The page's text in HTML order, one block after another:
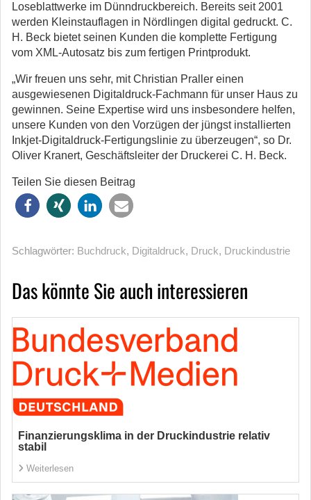
Loseblattwerke im Dünndruckbereich. Bereits seit 2001
werden Kleinstauflagen in Nördlingen digital gedruckt. C.
H. Beck bietet seinen Kunden die komplette Fertigung
vom XML-Autosatz bis zum fertigen Printprodukt.
„Wir freuen uns sehr, mit Christian Praller einen
ausgewiesenen Digitaldruck-Fachmann für unser Haus zu
gewinnen. Seine Expertise wird uns insbesondere helfen,
unsere Kunden von den Vorzügen der jüngst installierten
Inkjet-Digitaldruck-Fertigungslinie zu überzeugen“, so Dr.
Oliver Kranert, Geschäftsleiter der Druckerei C. H. Beck.
Teilen Sie diesen Beitrag
Schlagwörter: Buchdruck, Digitaldruck, Druck, Druckindustrie
Das könnte Sie auch interessieren
Finanzierungsklima in der Druckindustrie relativ
stabil
Weiterlesen